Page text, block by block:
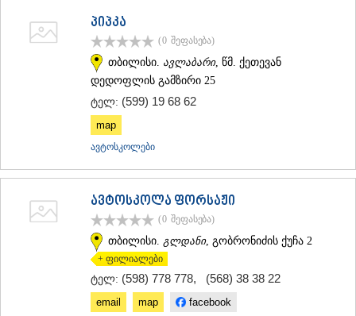
პიპკა
(0 შეფასება)
თბილისი. ავლაბარი, წმ. ქეთევან
დედოფლის გამზირი 25
ტელ: (599) 19 68 62
map
ავტოსკოლები
ავტოსკოლა ფორსაჟი
(0 შეფასება)
თბილისი. გლდანი, გობრონიძის ქუჩა 2
+ ფილიალები
ტელ: (598) 778 778, (568) 38 38 22
email map facebook